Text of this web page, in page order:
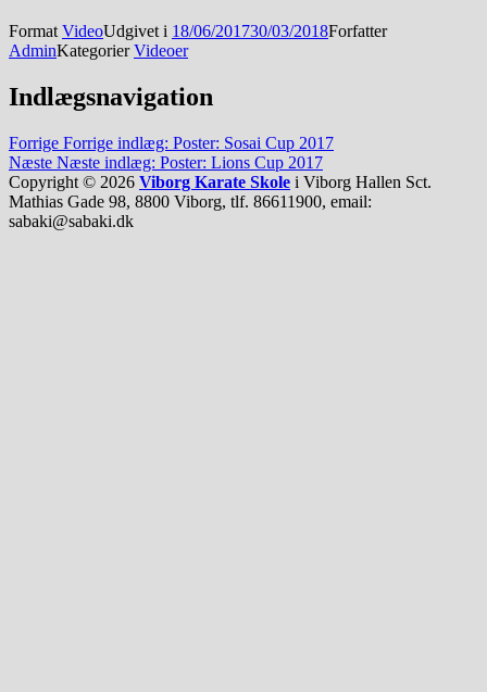
Format VideoUdgivet i 18/06/201730/03/2018Forfatter
AdminKategorierVideoer
Indlægsnavigation
Forrige Forrige indlæg: Poster: Sosai Cup 2017
Næste Næste indlæg: Poster: Lions Cup 2017
Copyright © 2026 Viborg Karate Skole i Viborg Hallen Sct.
Mathias Gade 98, 8800 Viborg, tlf. 86611900, email:
sabaki@sabaki.dk